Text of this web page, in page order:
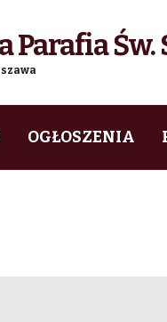
Parafia
OGŁOSZENIA